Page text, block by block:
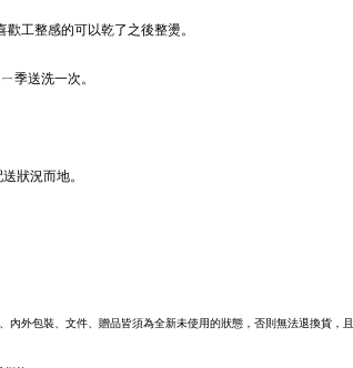
工整感的可以乾了之後整燙。
季送洗一次。
狀況而地。
外包裝、文件、贈品皆須為全新未使用的狀態，否則無法退換貨，且